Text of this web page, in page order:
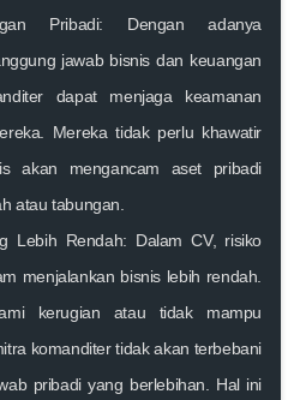
Pribadi: Dengan adanya
jawab bisnis dan keuangan
dapat menjaga keamanan
Mereka tidak perlu khawatir
akan mengancam aset pribadi
atau tabungan.
Lebih Rendah: Dalam CV, risiko
menjalankan bisnis lebih rendah.
kerugian atau tidak mampu
komanditer tidak akan terbebani
pribadi yang berlebihan. Hal ini